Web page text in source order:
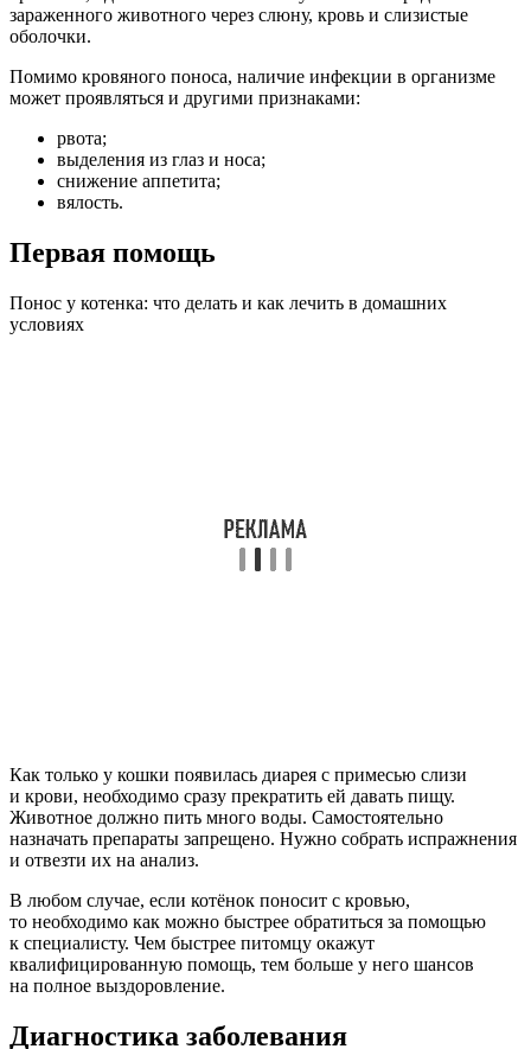
зараженного животного через слюну, кровь и слизистые
оболочки.
Помимо кровяного поноса, наличие инфекции в организме
может проявляться и другими признаками:
рвота;
выделения из глаз и носа;
снижение аппетита;
вялость.
Первая помощь
Понос у котенка: что делать и как лечить в домашних
условиях
Как только у кошки появилась диарея с примесью слизи
и крови, необходимо сразу прекратить ей давать пищу.
Животное должно пить много воды. Самостоятельно
назначать препараты запрещено. Нужно собрать испражнения
и отвезти их на анализ.
В любом случае, если котёнок поносит с кровью,
то необходимо как можно быстрее обратиться за помощью
к специалисту. Чем быстрее питомцу окажут
квалифицированную помощь, тем больше у него шансов
на полное выздоровление.
Диагностика заболевания